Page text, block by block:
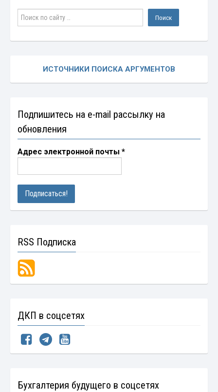
ИСТОЧНИКИ ПОИСКА АРГУМЕНТОВ
Подпишитесь на e-mail рассылку на
обновления
Адрес электронной почты*
RSS Подписка
ДКП в соцсетях
Бухгалтерия будущего в соцсетях